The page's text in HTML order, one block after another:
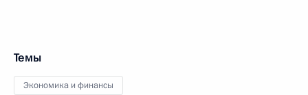
Темы
Экономика и финансы